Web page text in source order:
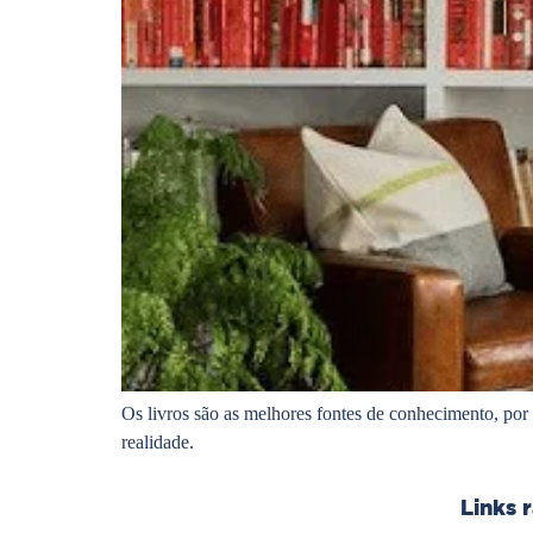
Os livros são as melhores fontes de conhecimento,
realidade.
Links